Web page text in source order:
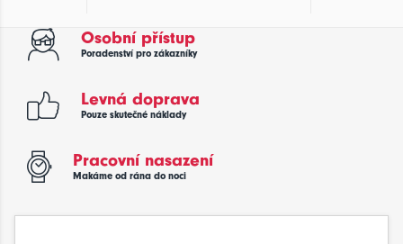
Osobní přístup
Poradenství pro zákazníky
Levná doprava
Pouze skutečné náklady
Pracovní nasazení
Makáme od rána do noci